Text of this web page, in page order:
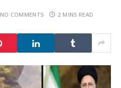
NO COMMENTS 2 MINS READ